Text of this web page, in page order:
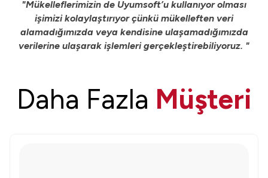
"Mükelleflerimizin de Uyumsoft’u kullanıyor olması
işimizi kolaylaştırıyor çünkü mükelleften veri
alamadığımızda veya kendisine ulaşamadığımızda
verilerine ulaşarak işlemleri gerçekleştirebiliyoruz. "
Daha Fazla Müşteri